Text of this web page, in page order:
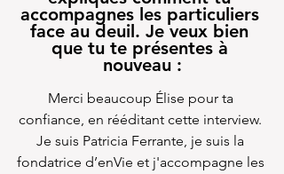
accompagnes les particuliers
face au deuil. Je veux bien
que tu te présentes à
nouveau :
Merci beaucoup Élise pour ta
confiance, en rééditant cette interview.
Je suis Patricia Ferrante, je suis la
fondatrice d’enVie et j'accompagne les